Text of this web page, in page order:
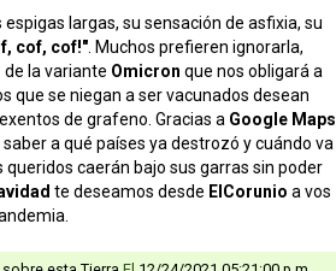
espigas largas, su sensación de asfixia, su
cof, cof!" . Muchos prefieren ignorarla,
la variante Omicron que nos obligará a
que se niegan a ser vacunados desean
de grafeno. Gracias a Google Maps
a qué países ya destrozó y cuándo va
caerán bajo sus garras sin poder
te deseamos desde ElCorunio a vos